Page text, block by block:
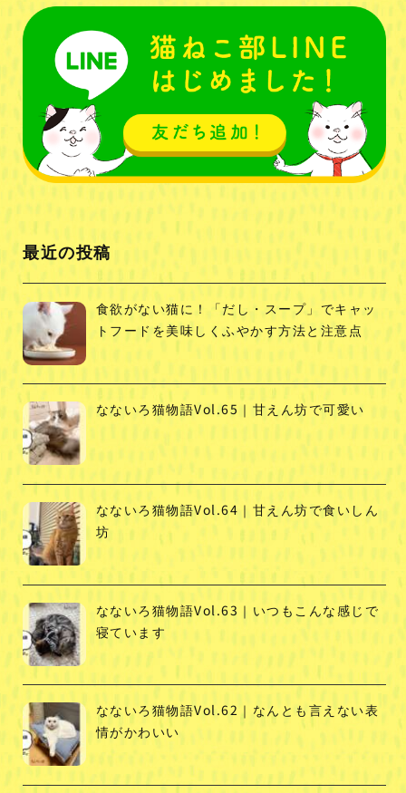
最近の投稿
食欲がない猫に！「だし・スープ」でキャッ
トフードを美味しくふやかす方法と注意点
なないろ猫物語Vol.65｜甘えん坊で可愛い
なないろ猫物語Vol.64｜甘えん坊で食いしん
坊
なないろ猫物語Vol.63｜いつもこんな感じで
寝ています
なないろ猫物語Vol.62｜なんとも言えない表
情がかわいい